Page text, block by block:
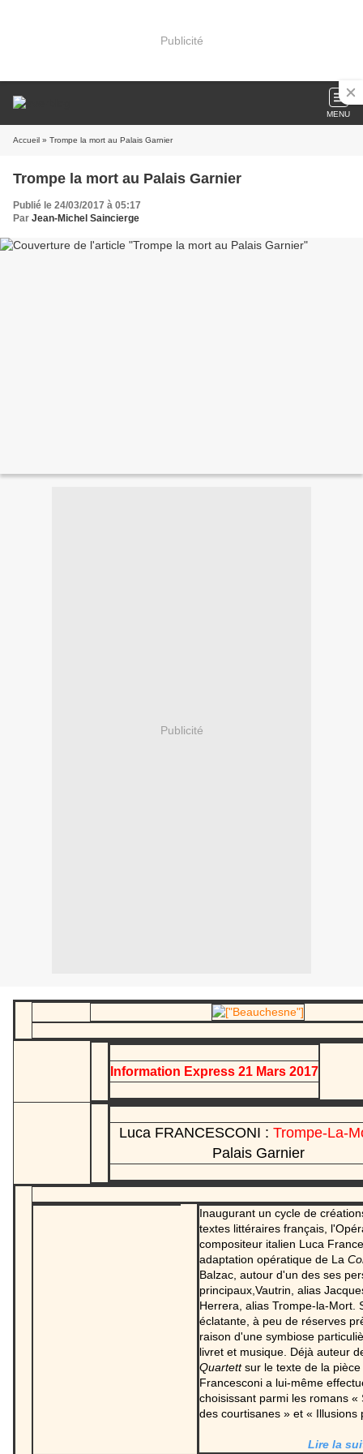
Publicité
MENU
Accueil » Trompe la mort au Palais Garnier
Trompe la mort au Palais Garnier
Publié le 24/03/2017 à 05:17
Par Jean-Michel Saincierge
Publicité
Information Express 21 Mars 2017
Luca FRANCESCONI : Trompe-La-
Palais Garnier
Inaugurant un cycle de
textes littéraires français,
compositeur italien Luca
adaptation opératique de La
Balzac, autour d'un des ses
principaux,Vautrin, alias
Herrera, alias Trompe-la-Mort.
éclatante, à peu de réserves
raison d'une symbiose
livret et musique. Déjà auteur
Quartettsur le texte de la pièce
Francesconi a lui-même
choisissant parmi les romans «
des courtisanes » et « Illusions
Lire la